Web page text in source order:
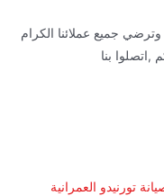
جميع عملائنا الكرام
بنا
تورنيدو العمرانية